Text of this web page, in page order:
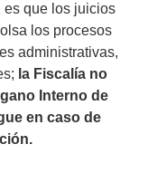
es que los juicios
los procesos
administrativas,
la Fiscalía no
Interno de
en caso de